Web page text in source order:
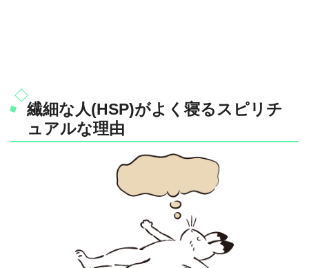
繊細な人(HSP)がよく寝るスピリチ
ュアルな理由